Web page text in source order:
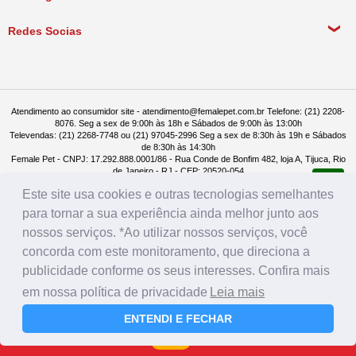
Redes Socias
Atendimento ao consumidor site - atendimento@femalepet.com.br Telefone: (21) 2208-
8076. Seg a sex de 9:00h às 18h e Sábados de 9:00h às 13:00h
Televendas: (21) 2268-7748 ou (21) 97045-2996 Seg a sex de 8:30h às 19h e Sábados
de 8:30h às 14:30h
Female Pet - CNPJ: 17.292.888.0001/86 - Rua Conde de Bonfim 482, loja A, Tijuca, Rio
de Janeiro - RJ - CEP: 20520-054
Este site usa cookies e outras tecnologias semelhantes
para tornar a sua experiência ainda melhor junto aos
nossos serviços. *Ao utilizar nossos serviços, você
concorda com este monitoramento, que direciona a
publicidade conforme os seus interesses. Confira mais
em nossa política de privacidade Leia mais
ENTENDI E FECHAR